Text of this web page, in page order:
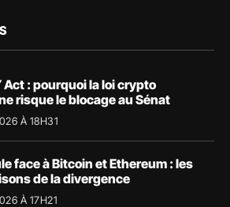
Act : pourquoi la loi crypto
risque le blocage au Sénat
À 18H31
face à Bitcoin et Ethereum : les
de la divergence
À 17H21